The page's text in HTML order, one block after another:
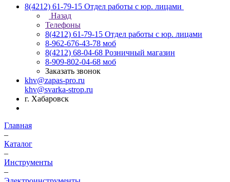
8(4212) 61-79-15 Отдел работы с юр. лицами
Назад
Телефоны
8(4212) 61-79-15 Отдел работы с юр. лицами
8-962-676-43-78 моб
8(4212) 68-04-68 Розничный магазин
8-909-802-04-68 моб
Заказать звонок
khv@zapas-pro.ru
khv@svarka-strop.ru
г. Хабаровск
Главная
–
Каталог
–
Инструменты
–